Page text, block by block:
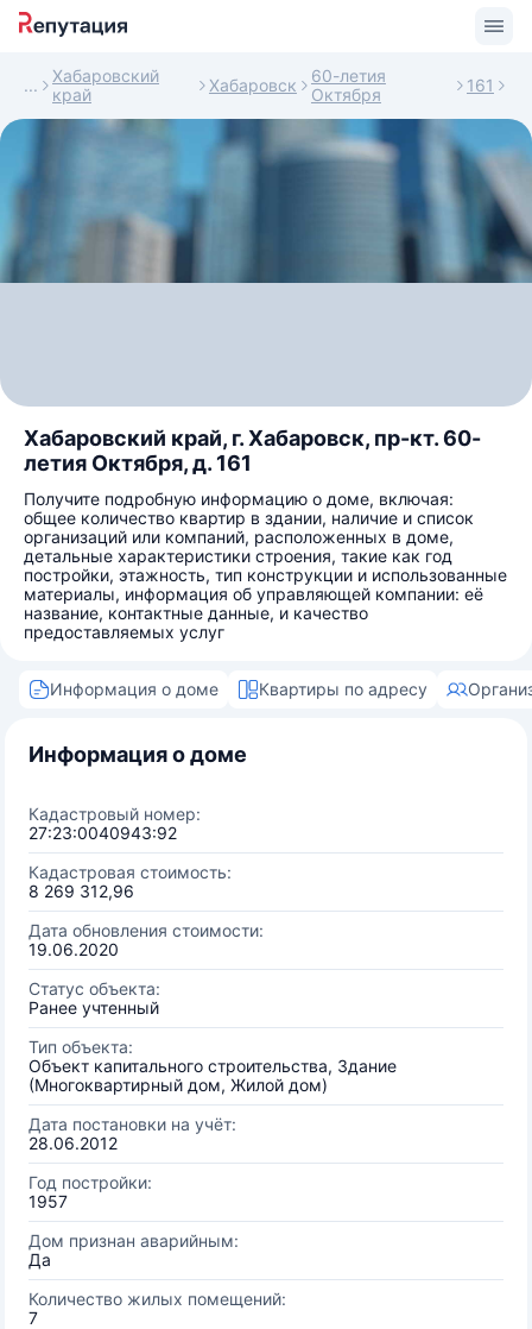
Хабаровский
край
Хабаровск
60-летия
Октября
161
Хабаровский край, г. Хабаровск, пр-кт. 60-
летия Октября, д. 161
Получите подробную информацию о доме, включая:
общее количество квартир в здании, наличие и список
организаций или компаний, расположенных в доме,
детальные характеристики строения, такие как год
постройки, этажность, тип конструкции и использованные
материалы, информация об управляющей компании: её
название, контактные данные, и качество
предоставляемых услуг
Информация о доме Квартиры по адресу
Информация о доме
Кадастровый номер:
27:23:0040943:92
Кадастровая стоимость:
8 269 312,96
Дата обновления стоимости:
19.06.2020
Статус объекта:
Ранее учтенный
Тип объекта:
Объект капитального строительства, Здание
(Многоквартирный дом, Жилой дом)
Дата постановки на учёт:
28.06.2012
Год постройки:
1957
Дом признан аварийным:
Да
Количество жилых помещений:
7